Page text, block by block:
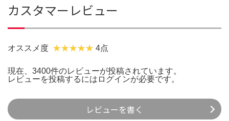
カスタマーレビュー
オススメ度 4点
現在、3400件のレビューが投稿されています。
レビューを投稿するには ログインが必要です。
レビューを書く